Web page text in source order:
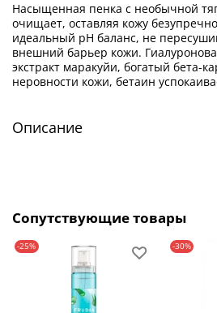
Насыщенная пенка с необычной
очищает, оставляя кожу
идеальный pH баланс, не
внешний барьер кожи.
экстракт маракуйи, богатый бета-
неровности кожи, бетаин
Описание
Сопутствующие товары
-25% -30%